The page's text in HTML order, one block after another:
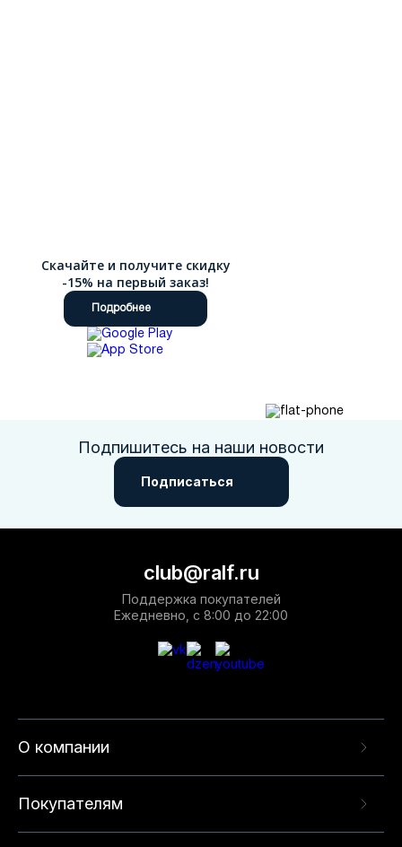
Скачайте и получите скидку
-15% на первый заказ!
Подробнее
Подпишитесь на наши новости
Подписаться
О компании
Покупателям
club@ralf.ru
Поддержка покупателей
Ежедневно, с 8:00 до 22:00